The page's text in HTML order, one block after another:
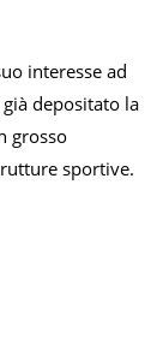
interesse ad
depositato la
grosso
sportive.